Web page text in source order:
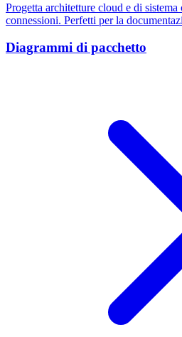
Progetta architetture cloud e di
connessioni. Perfetti per la
Diagrammi di pacchetto